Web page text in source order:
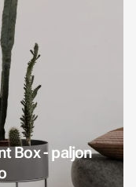
Box - paljon